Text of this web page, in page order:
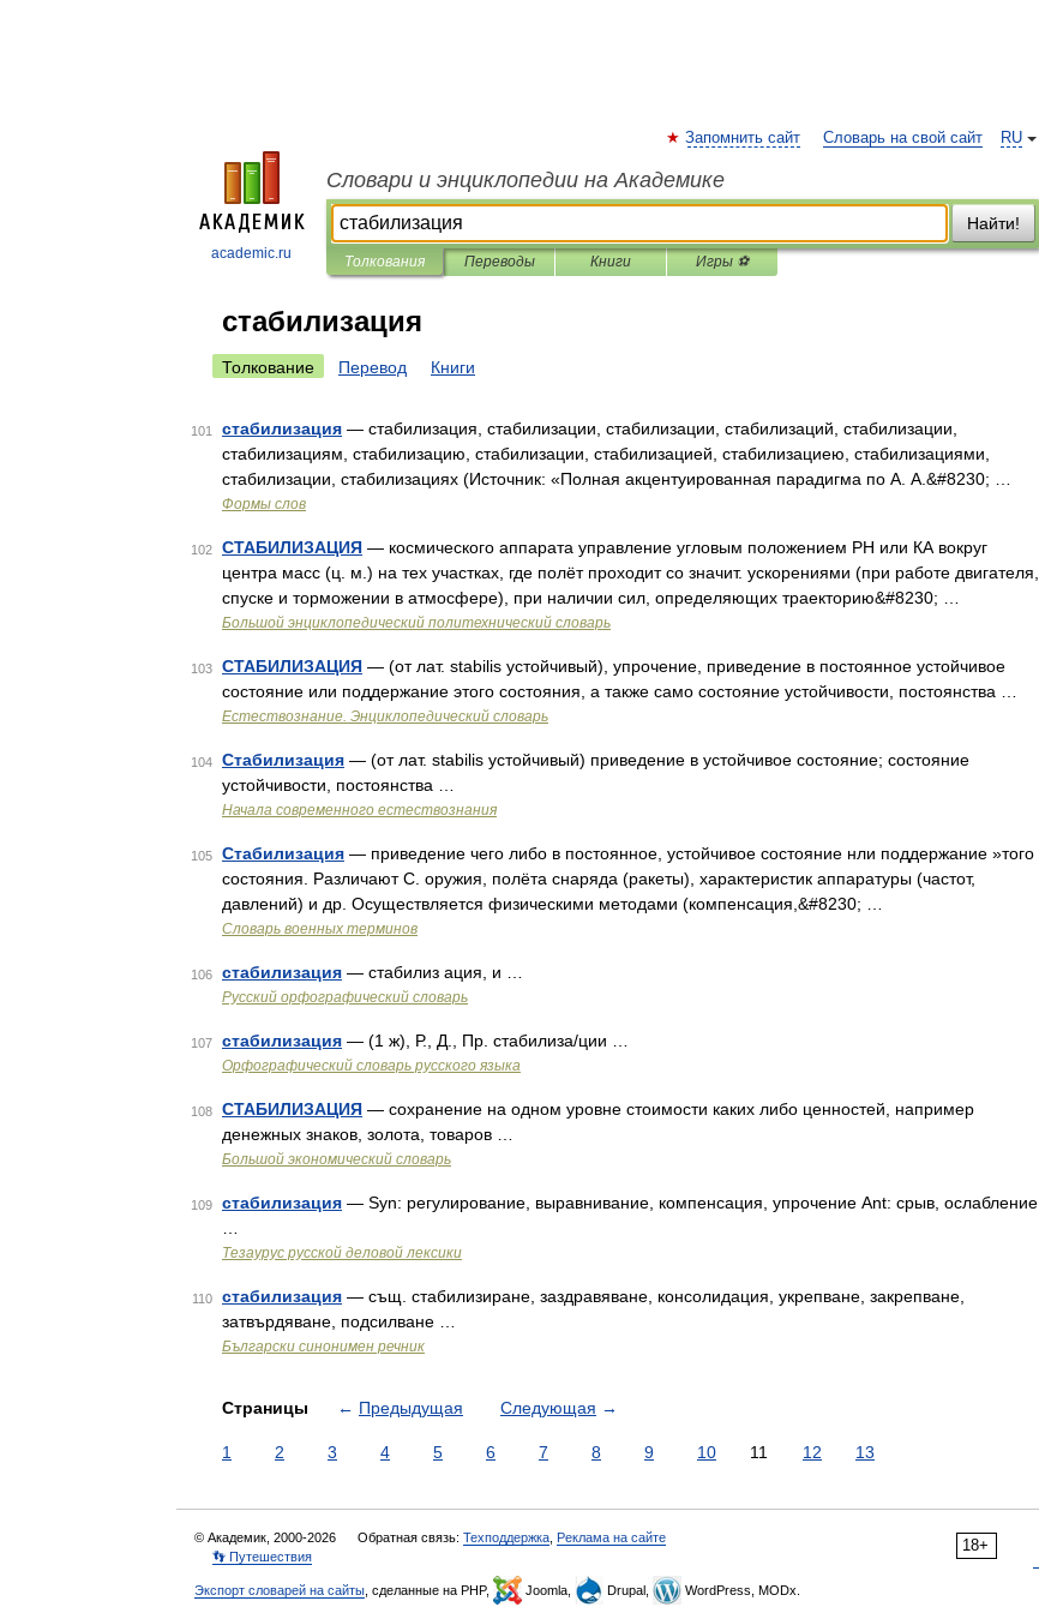
academic.ru
RU
Запомнить сайт Словарь на свой сайт
Словари и энциклопедии на Академике
Найти!
Толкования Переводы Книги Игры ⚽
стабилизация
Толкование Перевод Книги
101 стабилизация — стабилизация, стабилизации, стабилизации, стабилизаций, стабилизации,
стабилизациям, стабилизацию, стабилизации, стабилизацией, стабилизациею, стабилизациями,
стабилизации, стабилизациях (Источник: «Полная акцентуированная парадигма по А. А.&#8230; …
Формы слов
102 СТАБИЛИЗАЦИЯ — космического аппарата управление угловым положением РН или КА вокруг
центра масс (ц. м.) на тех участках, где полёт проходит со значит. ускорениями (при работе двигателя,
спуске и торможении в атмосфере), при наличии сил, определяющих траекторию&#8230; …
Большой энциклопедический политехнический словарь
103 СТАБИЛИЗАЦИЯ — (от лат. stabilis устойчивый), упрочение, приведение в постоянное устойчивое
состояние или поддержание этого состояния, а также само состояние устойчивости, постоянства …
Естествознание. Энциклопедический словарь
104 Стабилизация — (от лат. stabilis устойчивый) приведение в устойчивое состояние; состояние
устойчивости, постоянства …
Начала современного естествознания
105 Стабилизация — приведение чего либо в постоянное, устойчивое состояние нли поддержание »того
состояния. Различают С. оружия, полёта снаряда (ракеты), характеристик аппаратуры (частот,
давлений) и др. Осуществляется физическими методами (компенсация,&#8230; …
Словарь военных терминов
106 стабилизация — стабилиз ация, и …
Русский орфографический словарь
107 стабилизация — (1 ж), Р., Д., Пр. стабилиза/ции …
Орфографический словарь русского языка
108 СТАБИЛИЗАЦИЯ — сохранение на одном уровне стоимости каких либо ценностей, например
денежных знаков, золота, товаров …
Большой экономический словарь
109 стабилизация — Syn: регулирование, выравнивание, компенсация, упрочение Ant: срыв, ослабление
Тезаурус русской деловой лексики
110 стабилизация — същ. стабилизиране, заздравяване, консолидация, укрепване, закрепване,
затвърдяване, подсилване …
Български синонимен речник
Страницы ← Предыдущая Следующая →
1 2 3 4 5 6 7 8 9 10 11 12 13
18+
© Академик, 2000-2026 Обратная связь: Техподдержка Реклама на сайте
👣 Путешествия
Экспорт словарей на сайты , сделанные на PHP, Joomla, Drupal, WordPress, MODx.